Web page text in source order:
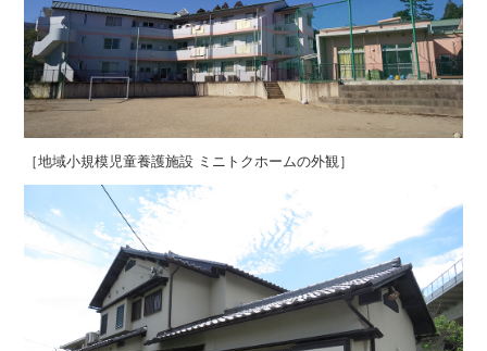
［地域小規模児童養護施設 ミニトクホームの外観］